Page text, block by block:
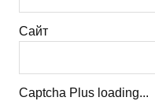
Сайт
Captcha Plus loading...